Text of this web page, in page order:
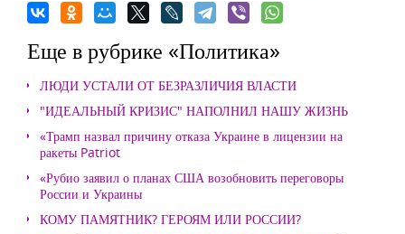
Еще в рубрике «Политика»
ЛЮДИ УСТАЛИ ОТ БЕЗРАЗЛИЧИЯ ВЛАСТИ
"ИДЕАЛЬНЫЙ КРИЗИС" НАПОЛНИЛ НАШУ ЖИЗНЬ
«Трамп назвал причину отказа Украине в лицензии на
ракеты Patriot
«Рубио заявил о планах США возобновить переговоры
России и Украины
КОМУ ПАМЯТНИК? ГЕРОЯМ ИЛИ РОССИИ?